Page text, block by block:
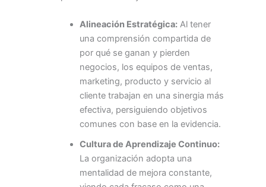
Alineación Estratégica:Al tener
una comprensión compartida de
por qué se ganan y pierden
negocios, los equipos de ventas,
marketing, producto y servicio al
cliente trabajan en una sinergia más
efectiva, persiguiendo objetivos
comunes con base en la evidencia.
Cultura de Aprendizaje Continuo:
La organización adopta una
mentalidad de mejora constante,